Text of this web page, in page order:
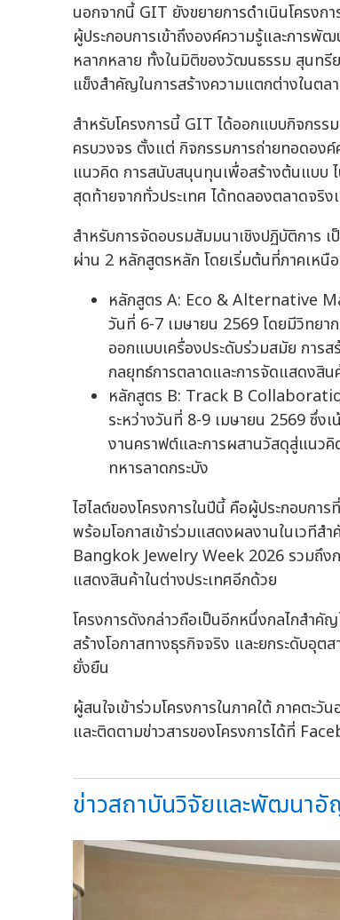
นอกจากนี้ GIT ยังขยายการดำเนินโครงก
ผู้ประกอบการเข้าถึงองค์ความรู้และการ
หลากหลาย ทั้งในมิติของวัฒนธรรม สุนทรี
แข็งสำคัญในการสร้างความแตกต่างในตล
สำหรับโครงการนี้ GIT ได้ออกแบบกิจกรร
ครบวงจร ตั้งแต่ กิจกรรมการถ่ายทอดอง
แนวคิด การสนับสนุนทุนเพื่อสร้างต้นแบบ
สุดท้ายจากทั่วประเทศ ได้ทดลองตลาดจริ
สำหรับการจัดอบรมสัมมนาเชิงปฏิบัติการ
ผ่าน 2 หลักสูตรหลัก โดยเริ่มต้นที่ภาคเหนื
หลักสูตร A: Eco & Alternative
วันที่ 6-7 เมษายน 2569 โดยมีวิทยา
ออกแบบเครื่องประดับร่วมสมัย กา
กลยุทธ์การตลาดและการจัดแสดง
หลักสูตร B: Track B
ระหว่างวันที่ 8-9 เมษายน 2569 ซึ่ง
งานคราฟต์และการผสานวัสดุสู่แนว
ทหารลาดกระบัง
ไฮไลต์ของโครงการในปีนี้ คือผู้ประกอบก
พร้อมโอกาสเข้าร่วมแสดงผลงานในเวที
Bangkok Jewelry Week 2026 รวมถึง
แสดงสินค้าในต่างประเทศอีกด้วย
โครงการดังกล่าวถือเป็นอีกหนึ่งกลไกสำคั
สร้างโอกาสทางธุรกิจจริง และยกระดับอุ
ยั่งยืน
ผู้สนใจเข้าร่วมโครงการในภาคใต้ ภาคตะ
และติดตามข่าวสารของโครงการได้ที่
ข่าวสถาบันวิจัยและพัฒนา